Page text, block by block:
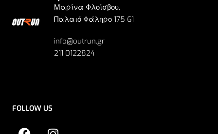
Μαρίνα Φλοίσβου,
Παλαιό Φάληρο 175 61
info@outrun.gr
211 0122824
FOLLOW US